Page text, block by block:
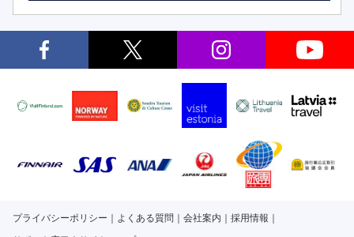
プライバシーポリシー よくある質問 会社案内
採用情報